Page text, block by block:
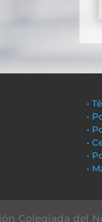
•
•
•
•
•
•
Colegiada del